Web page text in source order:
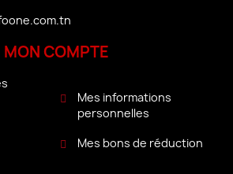
MON COMPTE
Mes informations
personnelles
Mes bons de réduction